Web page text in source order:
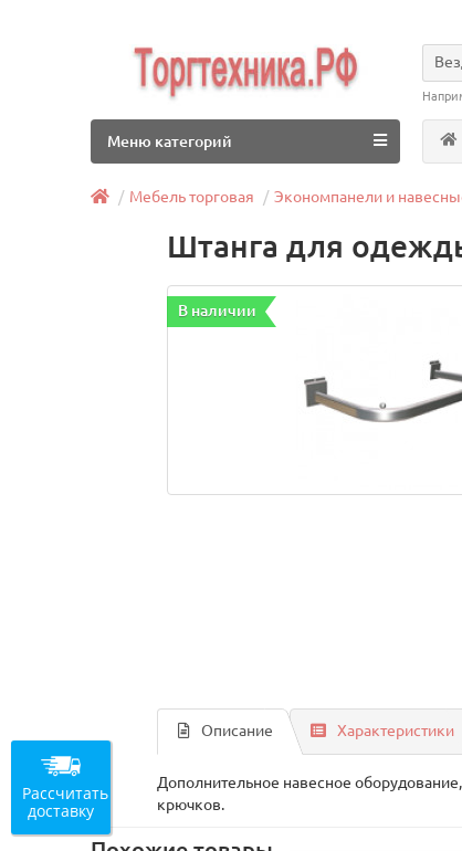
Меню категорий
Мебель торговая Экономпанели и
Штанга для
В наличии
Описание Характеристики
Дополнительное навесное
крючков.
Рассчитать
доставку